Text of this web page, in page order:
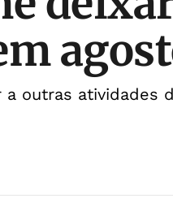
outras atividades